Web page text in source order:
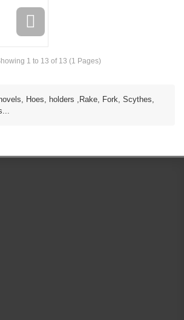
1 to 13 of 13 (1 Pages)
Hoes, holders ,Rake, Fork, Scythes,